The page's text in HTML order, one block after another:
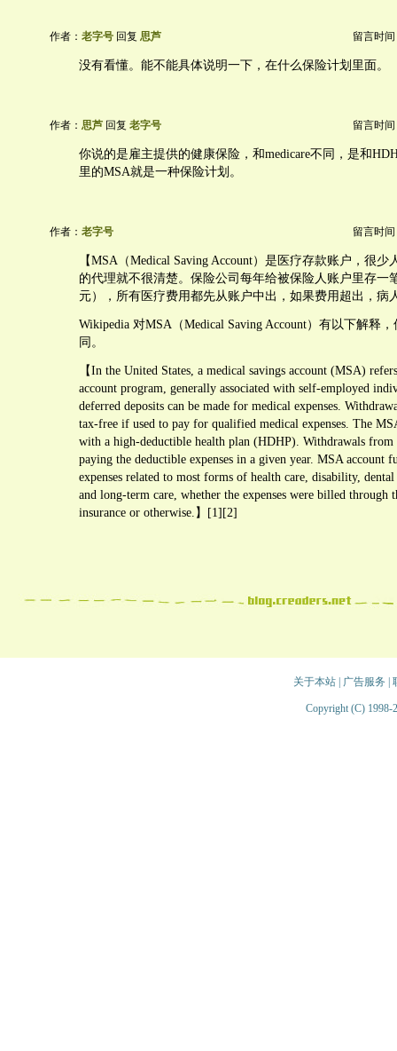
作者： 老字号 回复 思芦 留言时间
没有看懂。能不能具体说明一下，在什么保险计划里面。
作者： 思芦 回复 老字号 留言时间
你说的是雇主提供的健康保险，和medicare不同，是和
里的MSA就是一种保险计划。
作者： 老字号 留言时间
【MSA（Medical Saving Account）是医疗存款账户，很
的代理就不很清楚。保险公司每年给被保险人账户里存一
元），所有医疗费用都先从账户中出，如果费用超出，病
Wikipedia 对MSA（Medical Saving Account）有以下解释
同。
【In the United States, a medical savings account (MSA)
account program, generally associated with self-employed
deferred deposits can be made for medical expenses.
tax-free if used to pay for qualified medical expenses. The
with a high-deductible health plan (HDHP). Withdrawals
paying the deductible expenses in a given year. MSA account
expenses related to most forms of health care, disability,
and long-term care, whether the expenses were billed through
insurance or otherwise.】[1][2]
关于本站| 广告服务
Copyright (C) 1998-